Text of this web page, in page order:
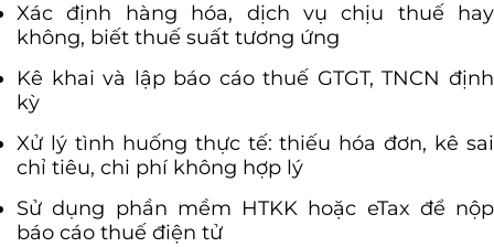
Xác định hàng hóa, dịch vụ chịu thuế hay
không, biết thuế suất tương ứng
Kê khai và lập báo cáo thuế GTGT, TNCN định
kỳ
Xử lý tình huống thực tế: thiếu hóa đơn, kê sai
chỉ tiêu, chi phí không hợp lý
Sử dụng phần mềm HTKK hoặc eTax để nộp
báo cáo thuế điện tử